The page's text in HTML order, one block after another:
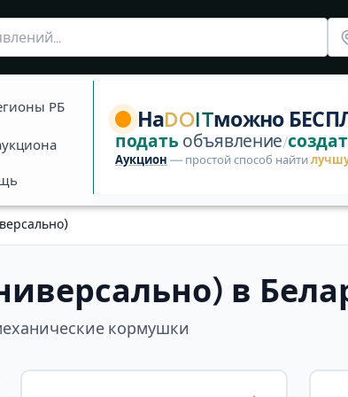
кормушки Пока нет объявлений в этой
РБ НаDOITможно
подать объявление/
Аукцион — простой способ найти
в
кормушки